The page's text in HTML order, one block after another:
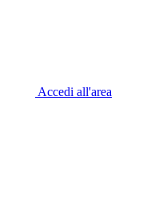
Accedi all'area